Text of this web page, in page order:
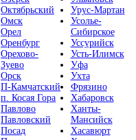
Октябрьский
Омск
Орел
Оренбург
Орехово-
Зуево
Орск
П-Камчатский
п. Косая Гора
Павлово
Павловский
Посад
Урус-Мартан
Усолье-
Сибирское
Уссурийск
Усть-Илимск
Уфа
Ухта
Фрязино
Хабаровск
Ханты-
Мансийск
Хасавюрт